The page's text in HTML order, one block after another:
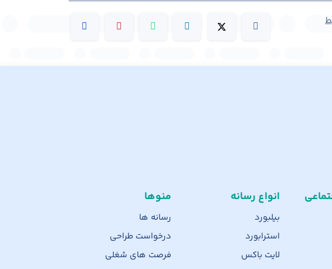
منوها
رسانه ها
درخواست طراحی
فرصت های شغلی
انواع رسانه
بیلبورد
استرابورد
لایت باکس